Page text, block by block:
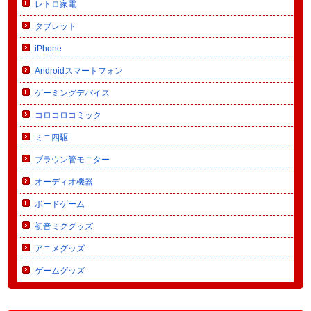
レトロ家電
タブレット
iPhone
Androidスマートフォン
ゲーミングデバイス
コロコロコミック
ミニ四駆
ブラウン管モニター
オーディオ機器
ボードゲーム
初音ミクグッズ
アニメグッズ
ゲームグッズ